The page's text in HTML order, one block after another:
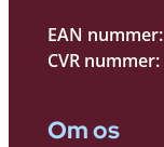
EAN nummer:
CVR nummer:
Om os